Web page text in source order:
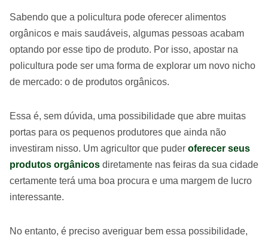
Sabendo que a policultura pode oferecer alimentos
orgânicos e mais saudáveis, algumas pessoas acabam
optando por esse tipo de produto. Por isso, apostar na
policultura pode ser uma forma de explorar um novo nicho
de mercado: o de produtos orgânicos.
Essa é, sem dúvida, uma possibilidade que abre muitas
portas para os pequenos produtores que ainda não
investiram nisso. Um agricultor que puder oferecer seus
produtos orgânicos diretamente nas feiras da sua cidade
certamente terá uma boa procura e uma margem de lucro
interessante.
No entanto, é preciso averiguar bem essa possibilidade,